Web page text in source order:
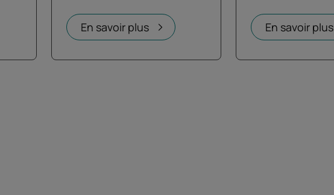
En savoir plus En savoir plus